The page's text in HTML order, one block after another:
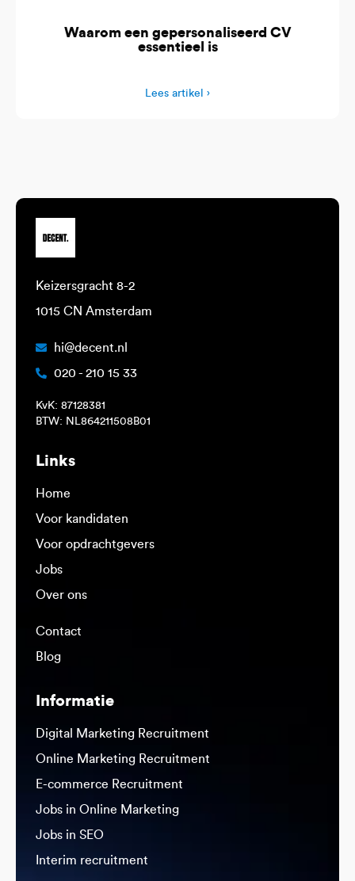
Waarom een gepersonaliseerd CV
essentieel is
Lees artikel ›
Keizersgracht 8-2
1015 CN Amsterdam
hi@decent.nl
020 - 210 15 33
KvK: 87128381
BTW: NL864211508B01
Links
Home
Voor kandidaten
Voor opdrachtgevers
Jobs
Over ons
Contact
Blog
Informatie
Digital Marketing Recruitment
Online Marketing Recruitment
E-commerce Recruitment
Jobs in Online Marketing
Jobs in SEO
Interim recruitment